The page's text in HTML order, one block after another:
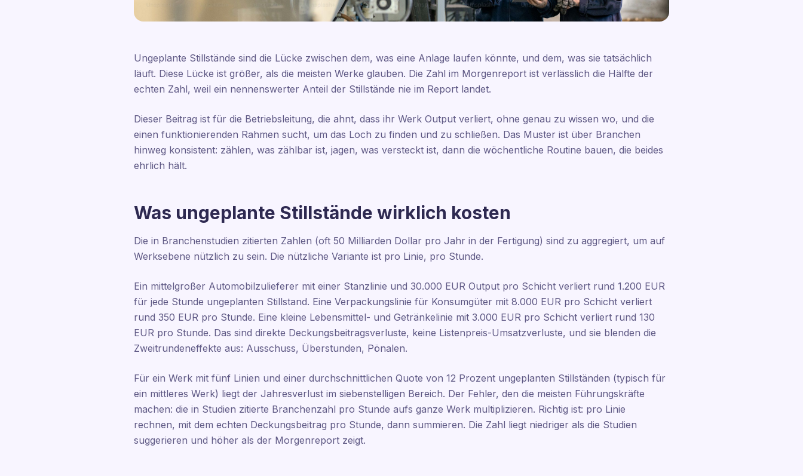
Ungeplante Stillstände sind die Lücke zwischen dem, was eine Anlage laufen könnte, und dem, was sie tatsächlich
läuft. Diese Lücke ist größer, als die meisten Werke glauben. Die Zahl im Morgenreport ist verlässlich die Hälfte der
echten Zahl, weil ein nennenswerter Anteil der Stillstände nie im Report landet.
Dieser Beitrag ist für die Betriebsleitung, die ahnt, dass ihr Werk Output verliert, ohne genau zu wissen wo, und die
einen funktionierenden Rahmen sucht, um das Loch zu finden und zu schließen. Das Muster ist über Branchen
hinweg konsistent: zählen, was zählbar ist, jagen, was versteckt ist, dann die wöchentliche Routine bauen, die beides
ehrlich hält.
Was ungeplante Stillstände wirklich kosten
Die in Branchenstudien zitierten Zahlen (oft 50 Milliarden Dollar pro Jahr in der Fertigung) sind zu aggregiert, um auf
Werksebene nützlich zu sein. Die nützliche Variante ist pro Linie, pro Stunde.
Ein mittelgroßer Automobilzulieferer mit einer Stanzlinie und 30.000 EUR Output pro Schicht verliert rund 1.200 EUR
für jede Stunde ungeplanten Stillstand. Eine Verpackungslinie für Konsumgüter mit 8.000 EUR pro Schicht verliert
rund 350 EUR pro Stunde. Eine kleine Lebensmittel- und Getränkelinie mit 3.000 EUR pro Schicht verliert rund 130
EUR pro Stunde. Das sind direkte Deckungsbeitragsverluste, keine Listenpreis-Umsatzverluste, und sie blenden die
Zweitrundeneffekte aus: Ausschuss, Überstunden, Pönalen.
Für ein Werk mit fünf Linien und einer durchschnittlichen Quote von 12 Prozent ungeplanten Stillständen (typisch für
ein mittleres Werk) liegt der Jahresverlust im siebenstelligen Bereich. Der Fehler, den die meisten Führungskräfte
machen: die in Studien zitierte Branchenzahl pro Stunde aufs ganze Werk multiplizieren. Richtig ist: pro Linie
rechnen, mit dem echten Deckungsbeitrag pro Stunde, dann summieren. Die Zahl liegt niedriger als die Studien
suggerieren und höher als der Morgenreport zeigt.